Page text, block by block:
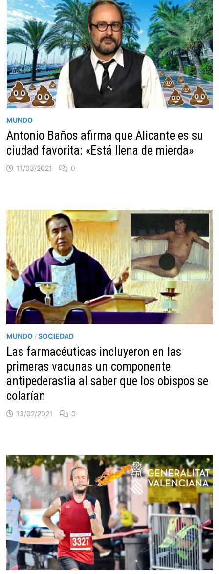
MUNDO
Antonio Baños afirma que Alicante es su
ciudad favorita: «Está llena de mierda»
11/03/2021 0
MUNDO /SOCIEDAD
Las farmacéuticas incluyeron en las
primeras vacunas un componente
antipederastia al saber que los obispos se
colarían
13/02/2021 0